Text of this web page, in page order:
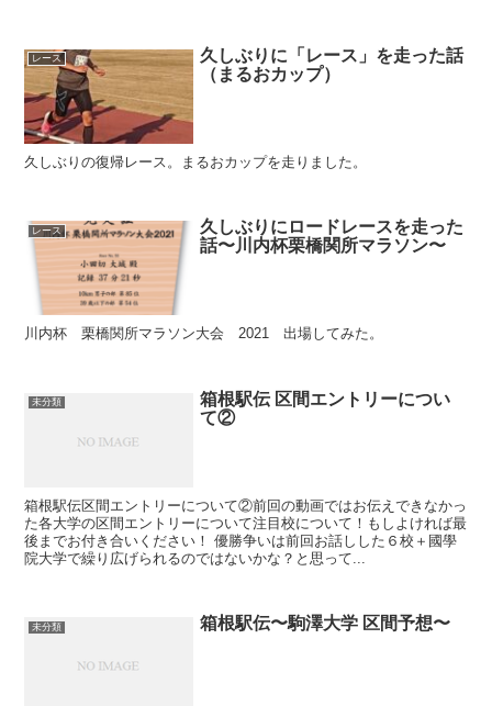
レース
久しぶりに「レース」を走った話
（まるおカップ）
久しぶりの復帰レース。まるおカップを走りました。
レース
久しぶりにロードレースを走った
話〜川内杯栗橋関所マラソン〜
川内杯 栗橋関所マラソン大会 2021 出場してみた。
未分類
箱根駅伝 区間エントリーについ
て②
箱根駅伝区間エントリーについて②前回の動画ではお伝えできなかっ
た各大学の区間エントリーについて注目校について！もしよければ最
後までお付き合いください！ 優勝争いは前回お話しした６校＋國學
院大学で繰り広げられるのではないかな？と思って...
未分類 箱根駅伝〜駒澤大学 区間予想〜